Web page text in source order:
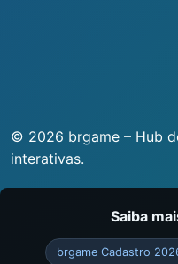
© 2026 brgame – Hub
interativas.
Saiba
brgame Cadastro